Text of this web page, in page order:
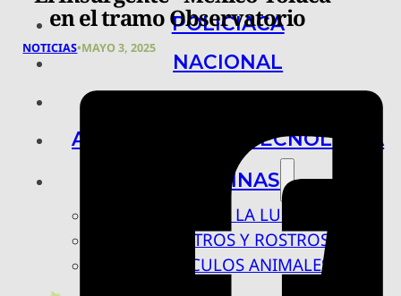
POLICIACA
NACIONAL
ARTE, CIENCIA Y TECNOLOGÍA
COLUMNAS
BAJO LA LUPA
RASTROS Y ROSTROS
VÍNCULOS ANIMALES
en el tramo Observatorio
NOTICIAS•MAYO 3, 2025